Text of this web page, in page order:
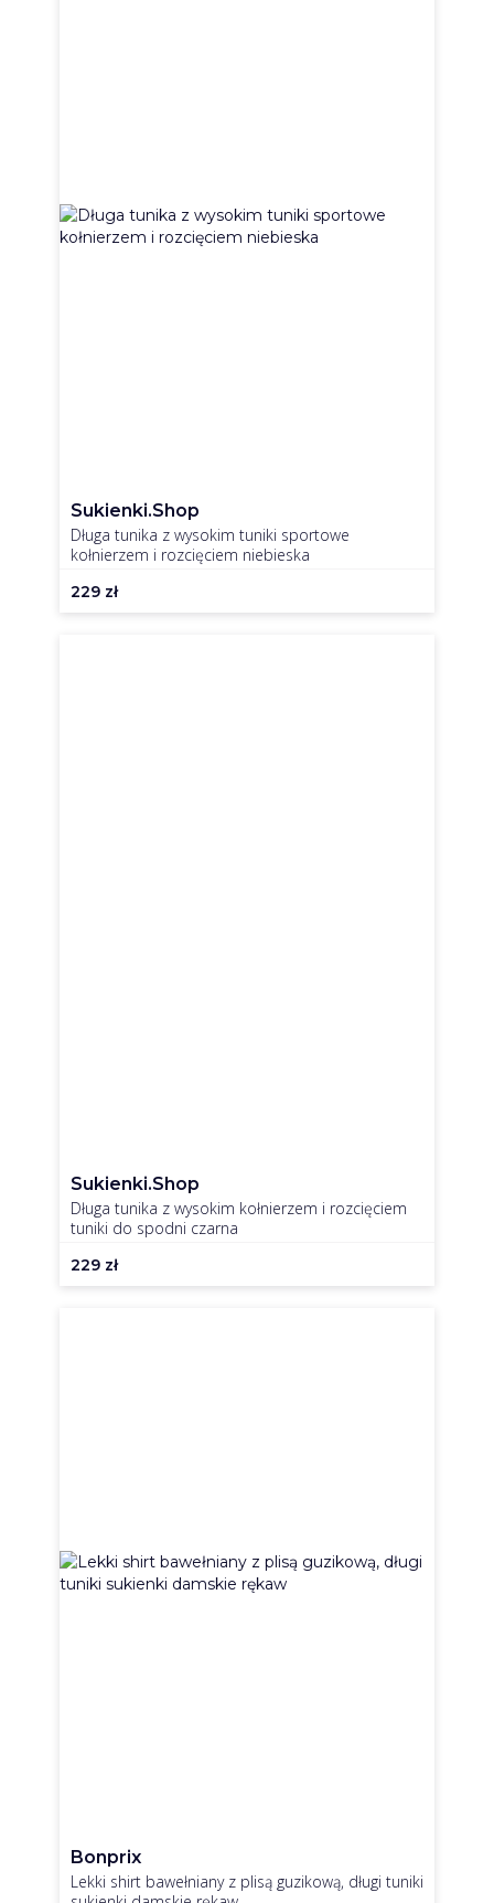
Sukienki.shop
Długa tunika z wysokim tuniki sportowe
kołnierzem i rozcięciem niebieska
229 zł
Sukienki.shop
Długa tunika z wysokim kołnierzem i rozcięciem
tuniki do spodni czarna
229 zł
Bonprix
Lekki shirt bawełniany z plisą guzikową, długi tuniki